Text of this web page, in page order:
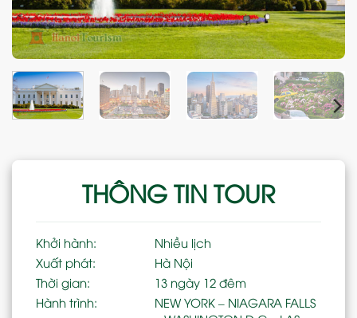
THÔNG TIN TOUR
Khởi hành:
Nhiều lịch
Xuất phát:
Hà Nội
Thời gian:
13 ngày 12 đêm
Hành trình:
NEW YORK – NIAGARA FALLS